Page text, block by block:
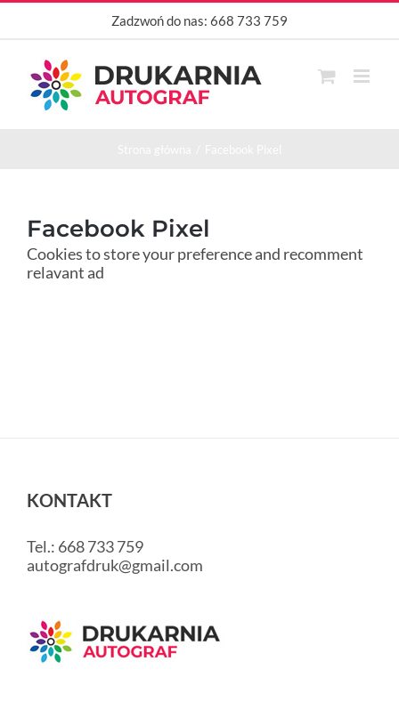
Przejdź
Zadzwoń do nas: 668 733 759
Facebook Pixel
Cookies to store your preference and recomment
relavant ad
KONTAKT
Tel.: 668 733 759
autografdruk@gmail.com